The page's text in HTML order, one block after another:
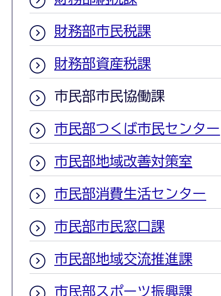
財務部市民税課
財務部資産税課
市民部市民協働課
市民部つくば市民センター
市民部地域改善対策室
市民部消費生活センター
市民部市民窓口課
市民部地域交流推進課
市民部スポーツ振興課